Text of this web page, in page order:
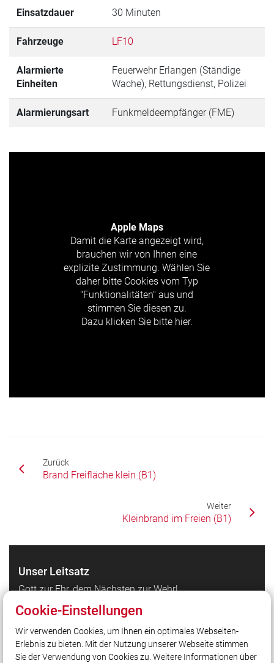
Einsatzdauer 30 Minuten
Fahrzeuge LF10
Alarmierte
Einheiten
Feuerwehr Erlangen (Ständige
Wache), Rettungsdienst, Polizei
Alarmierungsart Funkmeldeempfänger (FME)
Apple Maps
Damit die Karte angezeigt wird,
brauchen wir von Ihnen eine
explizite Zustimmung. Wählen Sie
daher bitte Cookies vom Typ
"Funktionalitäten" aus und
stimmen Sie diesen zu.
Dazu klicken Sie bitte hier.
Zurück
Brand Freifläche klein (B1)
Weiter
Kleinbrand im Freien (B1)
Unser Leitsatz
Gott zur Ehr, dem Nächsten zur Wehr!
Quicklinks
Die FF Bruck bei Facebook
Cookie-Einstellungen
Wir verwenden Cookies, um Ihnen ein optimales Webseiten-
Erlebnis zu bieten. Mit der Nutzung unserer Webseite stimmen
Sie der Verwendung von Cookies zu. Weitere Informationen über